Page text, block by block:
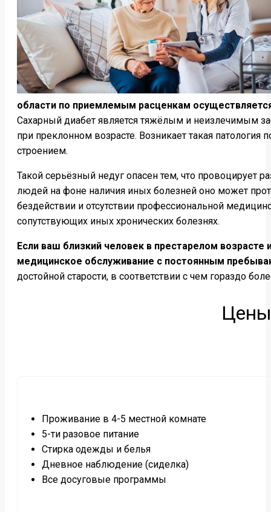
области по приемлемым расценкам
Сахарный диабет является тяжёлым и неизлечимым
при преклонном возрасте. Возникает такая
строением.
Такой серьёзный недуг опасен тем, что провоцирует
людей на фоне наличия иных болезней оно может
бездействии и отсутствии профессиональной
сопутствующих иных хронических болезнях.
Если ваш близкий человек в престарелом
медицинское обслуживание с постоянным
достойной старости, в соответствии с чем гораздо
Проживание в 4-5 местной комнате
5-ти разовое питание
Стирка одежды и белья
Дневное наблюдение (сиделка)
Все досуговые программы